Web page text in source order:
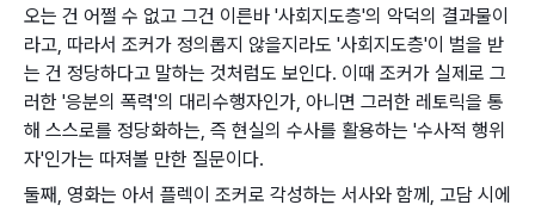
오는 건 어쩔 수 없고 그건 이른바 '사회지도층'의 악덕의 결과물이
라고, 따라서 조커가 정의롭지 않을지라도 '사회지도층'이 벌을 받
는 건 정당하다고 말하는 것처럼도 보인다. 이때 조커가 실제로 그
러한 '응분의 폭력'의 대리수행자인가, 아니면 그러한 레토릭을 통
해 스스로를 정당화하는, 즉 현실의 수사를 활용하는 '수사적 행위
자'인가는 따져볼 만한 질문이다.
둘째, 영화는 아서 플렉이 조커로 각성하는 서사와 함께, 고담 시에